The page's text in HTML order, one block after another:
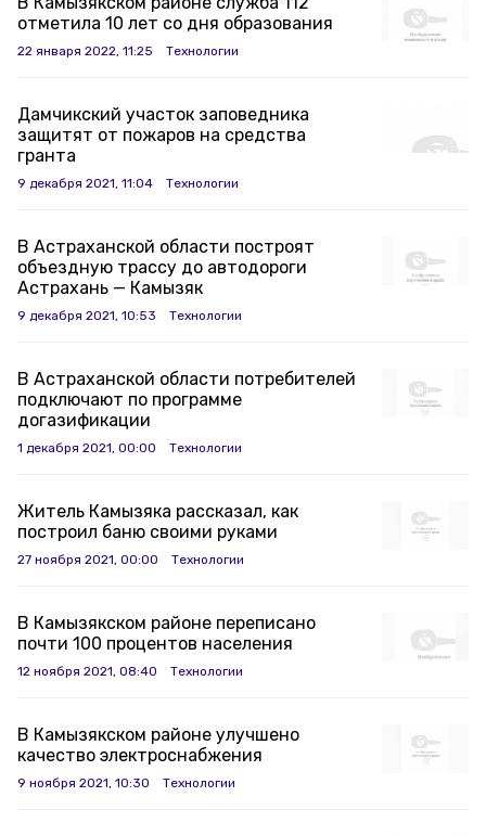
отметила 10 лет со дня образования
22 января 2022, 11:25 Технологии
Дамчикский участок заповедника
защитят от пожаров на средства
гранта
9 декабря 2021, 11:04 Технологии
В Астраханской области построят
объездную трассу до автодороги
Астрахань — Камызяк
9 декабря 2021, 10:53 Технологии
В Астраханской области потребителей
подключают по программе
догазификации
1 декабря 2021, 00:00 Технологии
Житель Камызяка рассказал, как
построил баню своими руками
27 ноября 2021, 00:00 Технологии
В Камызякском районе переписано
почти 100 процентов населения
12 ноября 2021, 08:40 Технологии
В Камызякском районе улучшено
качество электроснабжения
9 ноября 2021, 10:30 Технологии